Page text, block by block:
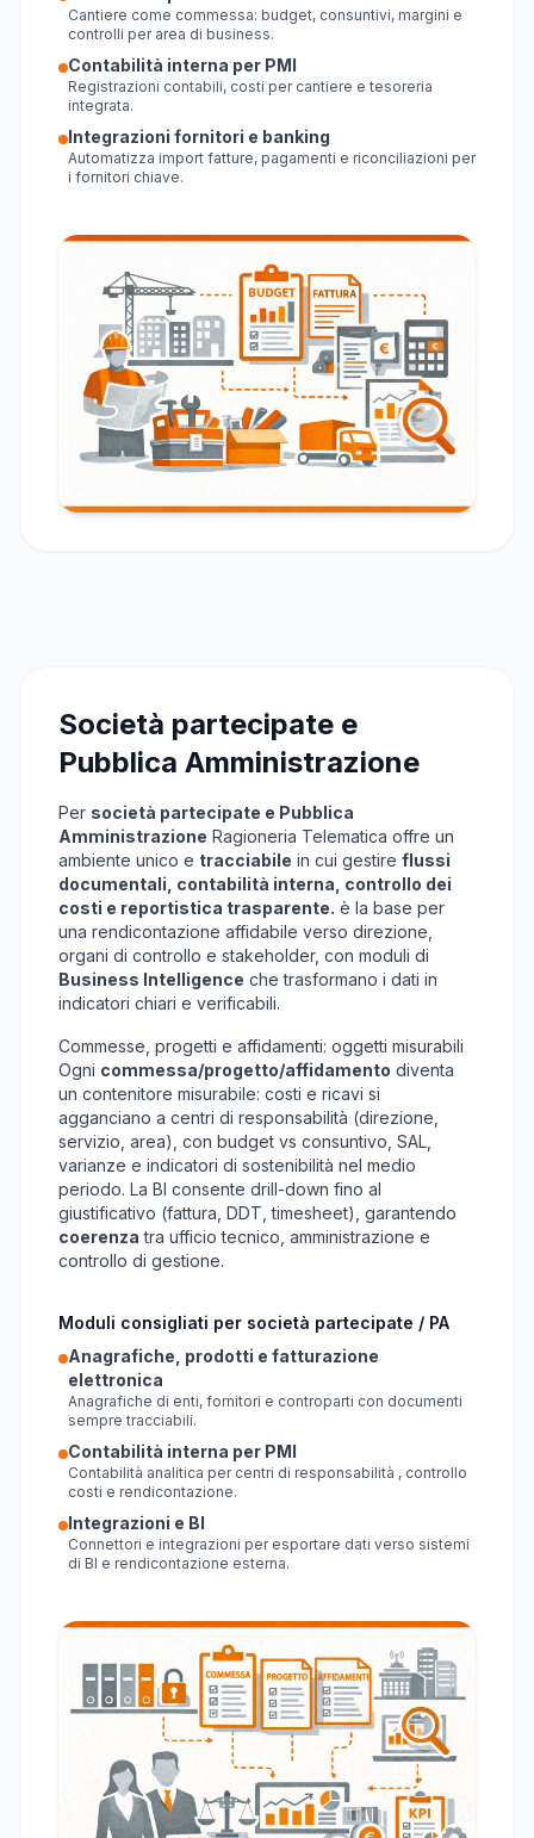
Cantiere come commessa: budget, consuntivi, margini e
controlli per area di business.
Contabilità interna per PMI
Registrazioni contabili, costi per cantiere e tesoreria
integrata.
Integrazioni fornitori e banking
Automatizza import fatture, pagamenti e riconciliazioni per
i fornitori chiave.
Società partecipate e
Pubblica Amministrazione
Per società partecipate e Pubblica
Amministrazione Ragioneria Telematica offre un
ambiente unico e tracciabile in cui gestire flussi
documentali, contabilità interna, controllo dei
costi e reportistica trasparente. è la base per
una rendicontazione affidabile verso direzione,
organi di controllo e stakeholder, con moduli di
Business Intelligence che trasformano i dati in
indicatori chiari e verificabili.
Commesse, progetti e affidamenti: oggetti misurabili
Ogni commessa/progetto/affidamento diventa
un contenitore misurabile: costi e ricavi si
agganciano a centri di responsabilità (direzione,
servizio, area), con budget vs consuntivo, SAL,
varianze e indicatori di sostenibilità nel medio
periodo. La BI consente drill-down fino al
giustificativo (fattura, DDT, timesheet), garantendo
coerenza tra ufficio tecnico, amministrazione e
controllo di gestione.
Moduli consigliati per società partecipate / PA
Anagrafiche, prodotti e fatturazione
elettronica
Anagrafiche di enti, fornitori e controparti con documenti
sempre tracciabili.
Contabilità interna per PMI
Contabilità analitica per centri di responsabilità , controllo
costi e rendicontazione.
Integrazioni e BI
Connettori e integrazioni per esportare dati verso sistemi
di BI e rendicontazione esterna.